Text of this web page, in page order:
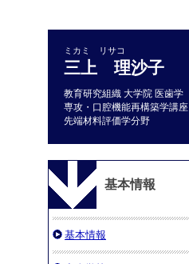
ミカミ リサコ
三上 理沙子
教育研究組織 大学院 医歯学
専攻・口腔機能再構築学講座
先端材料評価学分野
基本情報
基本情報